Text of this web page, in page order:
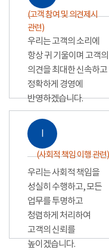
(고객 참여 및 의견제시
관련)
우리는 고객의 소리에
항상 귀 기울이며 고객의
의견을 최대한 신속하고
정확하게 경영에
반영하겠습니다.
Ⅰ
(사회적 책임 이행 관련)
우리는 사회적 책임을
성실히 수행하고, 모든
업무를 투명하고
청렴하게 처리하여
고객의 신뢰를
높이겠습니다.